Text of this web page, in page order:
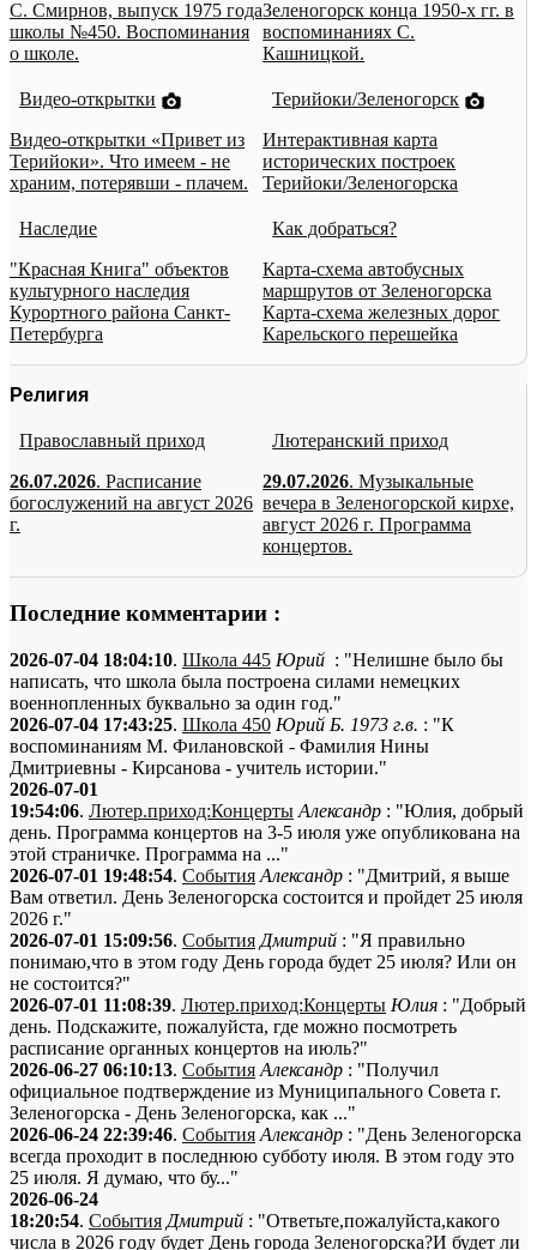
С. Смирнов, выпуск 1975 года
школы №450. Воспоминания
о школе.
Зеленогорск конца 1950-х гг. в
воспоминаниях С.
Кашницкой.
Видео-открытки
Видео-открытки «Привет из
Терийоки». Что имеем - не
храним, потерявши - плачем.
Терийоки/Зеленогорск
Интерактивная карта
исторических построек
Терийоки/Зеленогорска
Наследие
"Красная Книга" объектов
культурного наследия
Курортного района Санкт-
Петербурга
Как добраться?
Карта-схема автобусных
маршрутов от Зеленогорска
Карта-схема железных дорог
Карельского перешейка
Религия
Православный приход
26.07.2026. Расписание
богослужений на август 2026
г.
Лютеранский приход
29.07.2026. Музыкальные
вечера в Зеленогорской кирхе,
август 2026 г. Программа
концертов.
Последние комментарии :
2026-07-04 18:04:10. Школа 445 Юрий : "Нелишне было бы
написать, что школа была построена силами немецких
военнопленных буквально за один год."
2026-07-04 17:43:25. Школа 450 Юрий Б. 1973 г.в. : "К
воспоминаниям М. Филановской - Фамилия Нины
Дмитриевны - Кирсанова - учитель истории."
2026-07-01
19:54:06. Лютер.приход:Концерты Александр : "Юлия, добрый
день. Программа концертов на 3-5 июля уже опубликована на
этой страничке. Программа на ..."
2026-07-01 19:48:54. События Александр : "Дмитрий, я выше
Вам ответил. День Зеленогорска состоится и пройдет 25 июля
2026 г."
2026-07-01 15:09:56. События Дмитрий : "Я правильно
понимаю,что в этом году День города будет 25 июля? Или он
не состоится?"
2026-07-01 11:08:39. Лютер.приход:Концерты Юлия : "Добрый
день. Подскажите, пожалуйста, где можно посмотреть
расписание органных концертов на июль?"
2026-06-27 06:10:13. События Александр : "Получил
официальное подтверждение из Муниципального Совета г.
Зеленогорска - День Зеленогорска, как ..."
2026-06-24 22:39:46. События Александр : "День Зеленогорска
всегда проходит в последнюю субботу июля. В этом году это
25 июля. Я думаю, что бу..."
2026-06-24
18:20:54. События Дмитрий : "Ответьте,пожалуйста,какого
числа в 2026 году будет День города Зеленогорска?И будет ли